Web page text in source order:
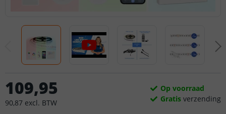
109,95
90,87 excl. BTW
Op voorraad
Gratis verzending